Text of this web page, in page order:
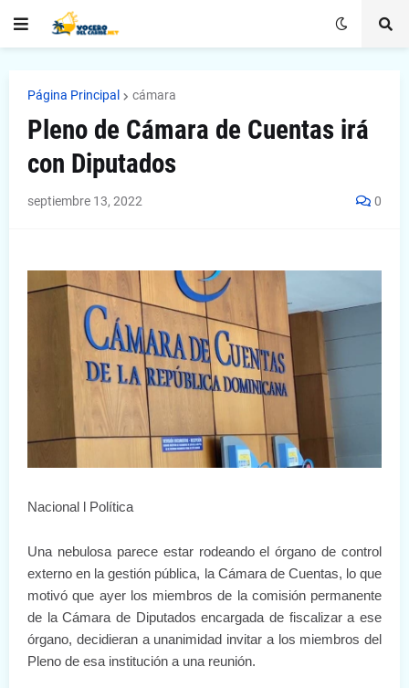
Página Principal cámara
Pleno de Cámara de Cuentas irá
con Diputados
septiembre 13, 2022 0
Nacional l Política
Una nebulosa parece estar rodeando el órgano de control
externo en la gestión pública, la Cámara de Cuentas, lo que
motivó que ayer los miembros de la comisión permanente
de la Cámara de Diputados encargada de fiscalizar a ese
órgano, decidieran a unanimidad invitar a los miembros del
Pleno de esa institución a una reunión.